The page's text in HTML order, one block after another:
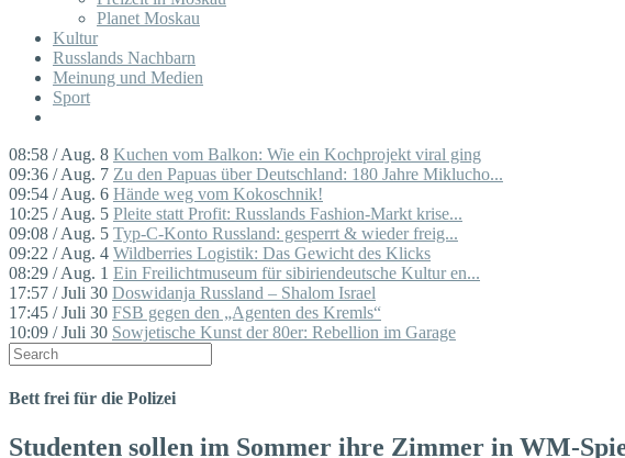
Planet Moskau
Kultur
Russlands Nachbarn
Meinung und Medien
Sport
08:58 / Aug. 8 Kuchen vom Balkon: Wie ein Kochprojekt viral ging
09:36 / Aug. 7 Zu den Papuas über Deutschland: 180 Jahre Miklucho...
09:54 / Aug. 6 Hände weg vom Kokoschnik!
10:25 / Aug. 5 Pleite statt Profit: Russlands Fashion-Markt krise...
09:08 / Aug. 5 Typ-C-Konto Russland: gesperrt & wieder freig...
09:22 / Aug. 4 Wildberries Logistik: Das Gewicht des Klicks
08:29 / Aug. 1 Ein Freilichtmuseum für sibiriendeutsche Kultur en...
17:57 / Juli 30 Doswidanja Russland – Shalom Israel
17:45 / Juli 30 FSB gegen den „Agenten des Kremls“
10:09 / Juli 30 Sowjetische Kunst der 80er: Rebellion im Garage
Bett frei für die Polizei
Studenten sollen im Sommer ihre Zimmer in WM-